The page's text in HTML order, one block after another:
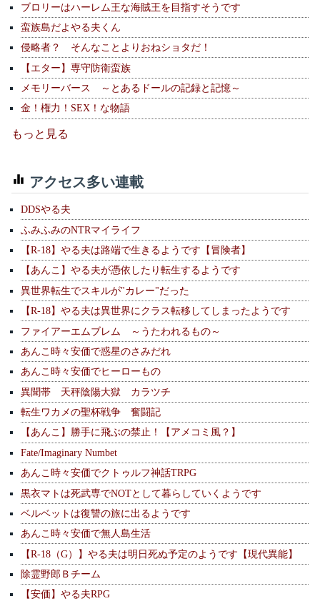
ブロリーはハーレム王な海賊王を目指すそうです
蛮族島だよやる夫くん
侵略者？ そんなことよりおねショタだ！
【エター】専守防衛蛮族
メモリーバース ～とあるドールの記録と記憶～
金！権力！SEX！な物語
もっと見る
アクセス多い連載
DDSやる夫
ふみふみのNTRマイライフ
【R-18】やる夫は路端で生きるようです【冒険者】
【あんこ】やる夫が憑依したり転生するようです
異世界転生でスキルが"カレー"だった
【R-18】やる夫は異世界にクラス転移してしまったようです
ファイアーエムブレム ～うたわれるもの～
あんこ時々安価で惑星のさみだれ
あんこ時々安価でヒーローもの
異聞帯 天秤陰陽大獄 カラツチ
転生ワカメの聖杯戦争 奮闘記
【あんこ】勝手に飛ぶの禁止！【アメコミ風？】
Fate/Imaginary Numbet
あんこ時々安価でクトゥルフ神話TRPG
黒衣マトは死武専でNOTとして暮らしていくようです
ベルベットは復讐の旅に出るようです
あんこ時々安価で無人島生活
【R-18（G）】やる夫は明日死ぬ予定のようです【現代異能】
除霊野郎Ｂチーム
【安価】やる夫RPG